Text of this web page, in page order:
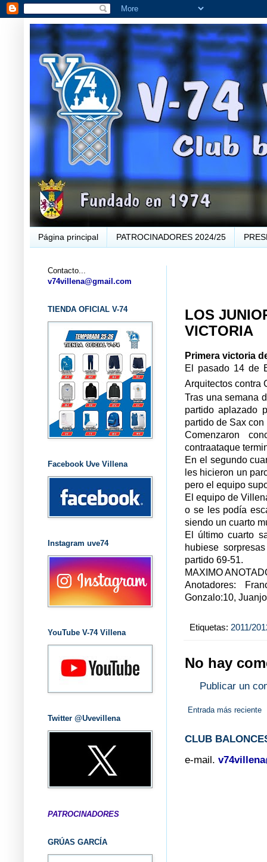
Página principal PATROCINADORES 2024/25
LOS
VICTORIA
Primera victoria
El pasado 14 de
Arquitectos contra
Tras una semana
partido aplazado
partido de Sax
Comenzaron
contraataque
En el segundo
les hicieron un
pero el equipo
El equipo de
o se les podía
siendo un cuarto
El último cuarto
hubiese
partido 69-51.
MAXIMO
Anotadores:
Gonzalo:10,
Etiquetas: 2011/
No hay
Publicar un
Entrada más reciente
CLUB
e-mail.
Contacto...
v74villena@gmail.com
TIENDA OFICIAL V-74
Facebook Uve Villena
Instagram uve74
YouTube V-74 Villena
Twitter @Uvevillena
PATROCINADORES
GRÚAS GARCÍA